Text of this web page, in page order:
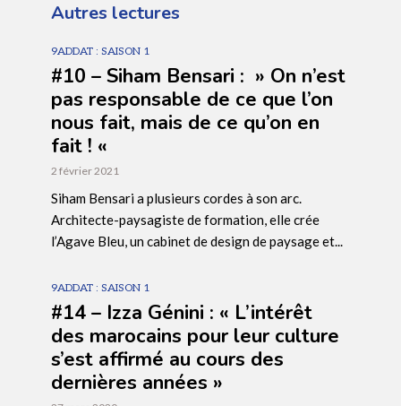
Autres lectures
9ADDAT : SAISON 1
#10 – Siham Bensari : » On n’est
pas responsable de ce que l’on
nous fait, mais de ce qu’on en
fait ! «
2 février 2021
Siham Bensari a plusieurs cordes à son arc.
Architecte-paysagiste de formation, elle crée
l’Agave Bleu, un cabinet de design de paysage et...
9ADDAT : SAISON 1
#14 – Izza Génini : « L’intérêt
des marocains pour leur culture
s’est affirmé au cours des
dernières années »